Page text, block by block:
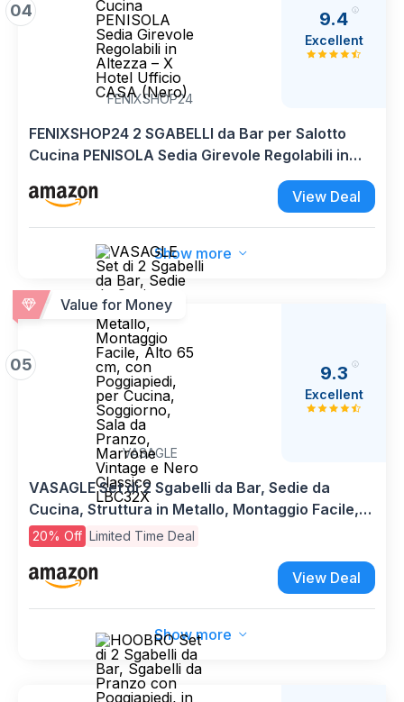
04
FENIXSHOP24
9.4
Excellent
FENIXSHOP24 2 SGABELLI da Bar per Salotto
Cucina PENISOLA Sedia Girevole Regolabili in
Altezza – X Hotel Ufficio CASA (Nero)
View Deal
Show more
Value for Money
05
VASAGLE
9.3
Excellent
VASAGLE Set di 2 Sgabelli da Bar, Sedie da
Cucina, Struttura in Metallo, Montaggio Facile,
Alto 65 cm, con Poggiapiedi, per Cucina,
Soggiorno, Sala da Pranzo, Marrone Vintage e
Nero Classico LBC32X
20% Off Limited Time Deal
View Deal
Show more